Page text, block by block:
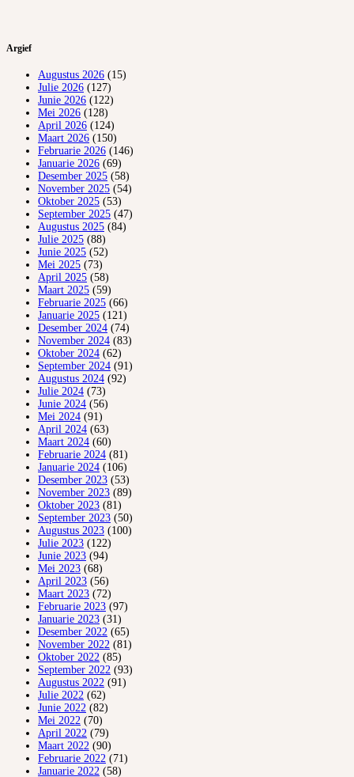
Argief
Augustus 2026 (15)
Julie 2026 (127)
Junie 2026 (122)
Mei 2026 (128)
April 2026 (124)
Maart 2026 (150)
Februarie 2026 (146)
Januarie 2026 (69)
Desember 2025 (58)
November 2025 (54)
Oktober 2025 (53)
September 2025 (47)
Augustus 2025 (84)
Julie 2025 (88)
Junie 2025 (52)
Mei 2025 (73)
April 2025 (58)
Maart 2025 (59)
Februarie 2025 (66)
Januarie 2025 (121)
Desember 2024 (74)
November 2024 (83)
Oktober 2024 (62)
September 2024 (91)
Augustus 2024 (92)
Julie 2024 (73)
Junie 2024 (56)
Mei 2024 (91)
April 2024 (63)
Maart 2024 (60)
Februarie 2024 (81)
Januarie 2024 (106)
Desember 2023 (53)
November 2023 (89)
Oktober 2023 (81)
September 2023 (50)
Augustus 2023 (100)
Julie 2023 (122)
Junie 2023 (94)
Mei 2023 (68)
April 2023 (56)
Maart 2023 (72)
Februarie 2023 (97)
Januarie 2023 (31)
Desember 2022 (65)
November 2022 (81)
Oktober 2022 (85)
September 2022 (93)
Augustus 2022 (91)
Julie 2022 (62)
Junie 2022 (82)
Mei 2022 (70)
April 2022 (79)
Maart 2022 (90)
Februarie 2022 (71)
Januarie 2022 (58)